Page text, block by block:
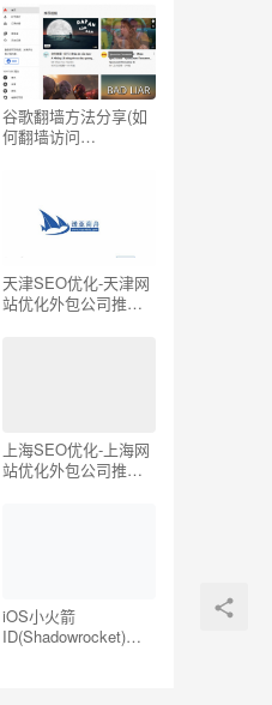
谷歌翻墙方法分享(如
何翻墙访问
天津SEO优化-天津网
站优化外包公司推荐
上海SEO优化-上海网
站优化外包公司推荐
iOS小火箭
ID(Shadowrocket)账